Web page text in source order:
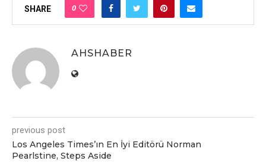
SHARE 0
AHSHABER
previous post
Los Angeles Times’ın En İyi Editörü Norman
Pearlstine, Steps Aside